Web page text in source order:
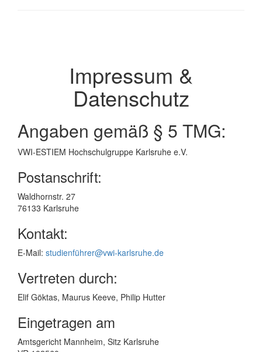
Impressum &
Datenschutz
Angaben gemäß § 5 TMG:
VWI-ESTIEM Hochschulgruppe Karlsruhe e.V.
Postanschrift:
Waldhornstr. 27
76133 Karlsruhe
Kontakt:
E-Mail: studienführer@vwi-karlsruhe.de
Vertreten durch:
Elif Göktas, Maurus Keeve, Philip Hutter
Eingetragen am
Amtsgericht Mannheim, Sitz Karlsruhe